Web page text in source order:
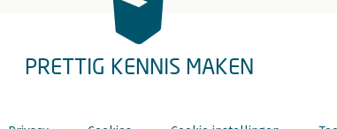
PRETTIG KENNIS MAKEN